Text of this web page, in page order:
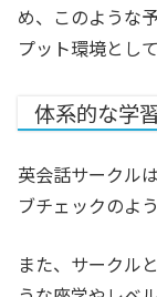
め、このような
プット環境とし
体系的な学
英会話サークル
ブチェックのよ
また、サークル